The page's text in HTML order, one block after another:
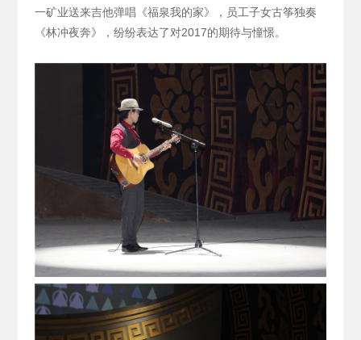
一矿业送来吉他弹唱《福泉我的家》，员工子女古筝独奏
《林冲夜奔》，纷纷表达了对2017的期待与憧憬。